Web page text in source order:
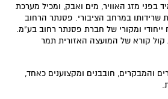
בפני מזג האוויר, מים ואבק, ומכיל מערכת
במרחב הציבורי. פסנתר הרחוב
פיתוח ייחודי ומקורי של חברת פסנתר רחוב בע"מ.
קורא של המועצה האזורית תמר
והמבקרים, חובבנים ומקצוענים כאחד,